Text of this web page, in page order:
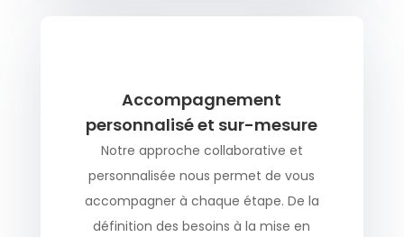
Accompagnement
personnalisé et sur-mesure
Notre approche collaborative et
personnalisée nous permet de vous
accompagner à chaque étape. De la
définition des besoins à la mise en